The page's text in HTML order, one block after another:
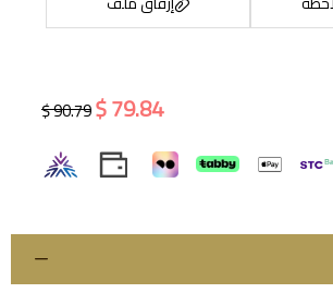
اسحب و افلت الملف هنا79.84 $
90.79 $